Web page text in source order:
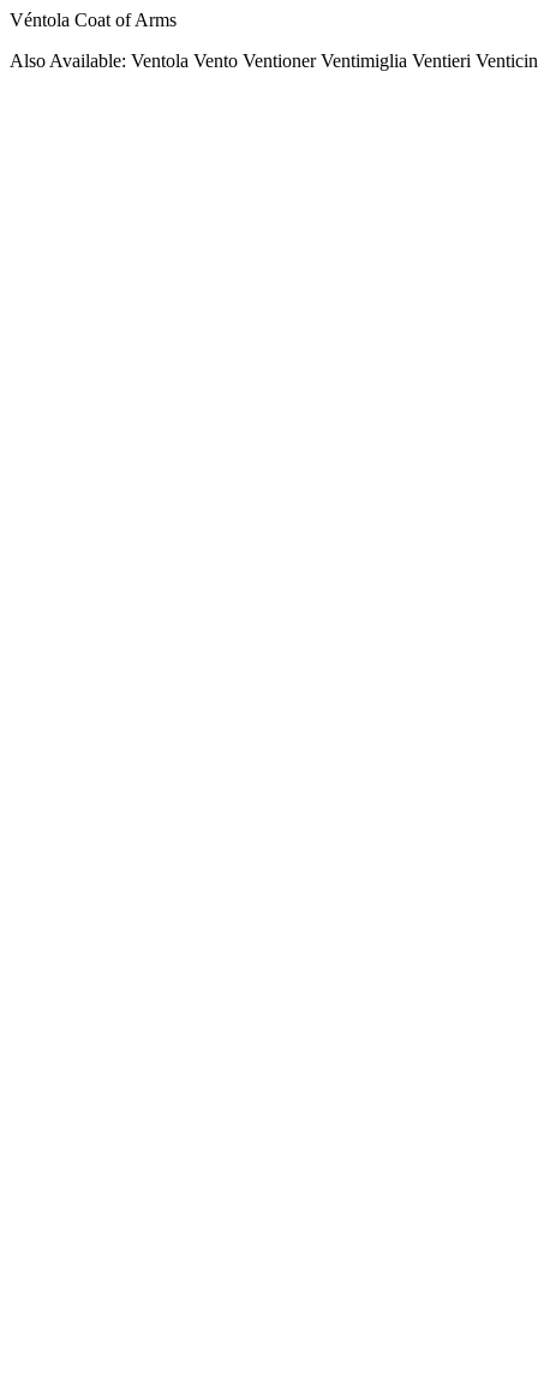
Véntola Coat of Arms
Also Available: Ventola Vento Ventioner Ventimiglia Ventieri